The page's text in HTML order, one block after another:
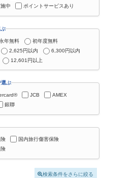
中
ポイントサービスあり
ぶ
年無料
初年度無料
2,625円以内
6,300円以内
12,601円以上
選ぶ
JCB
AMEX
銀聯
国内旅行傷害保険
検索条件をさらに絞る